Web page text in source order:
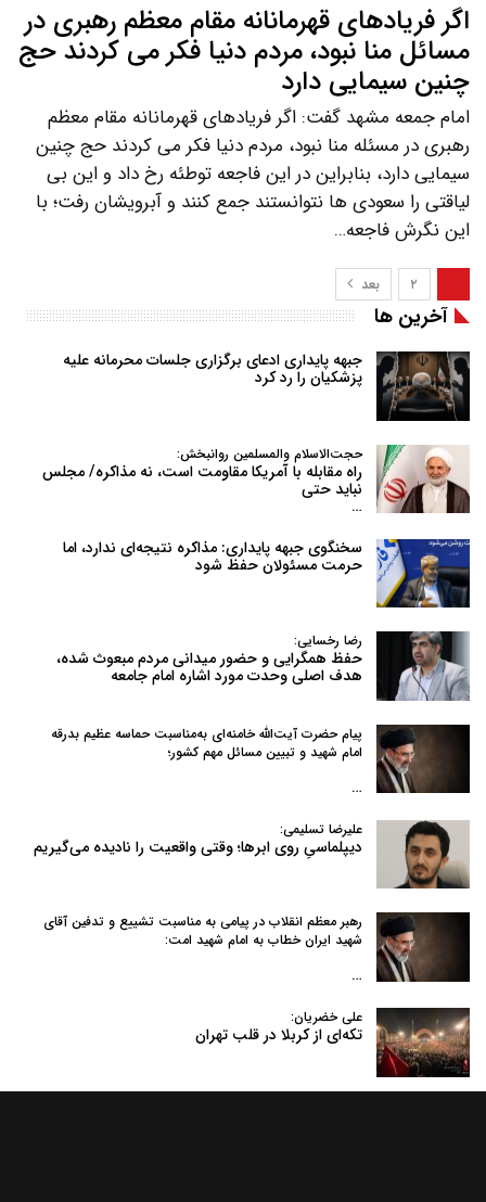
اگر فریادهای قهرمانانه مقام معظم رهبری در
مسائل منا نبود، مردم دنیا فکر می کردند حج
چنین سیمایی دارد
امام جمعه مشهد گفت: اگر فریادهای قهرمانانه مقام معظم
رهبری در مسئله منا نبود، مردم دنیا فکر می کردند حج چنین
سیمایی دارد، بنابراین در این فاجعه توطئه رخ داد و این بی
لیاقتی را سعودی ها نتوانستند جمع کنند و آبرویشان رفت؛ با
این نگرش فاجعه…
۲ بعد
آخرین ها
جبهه پایداری ادعای برگزاری جلسات محرمانه علیه
پزشکیان را رد کرد
حجت‌الاسلام والمسلمین روانبخش:
راه مقابله با آمریکا مقاومت است، نه مذاکره/ مجلس
نباید حتی
…
سخنگوی جبهه پایداری: مذاکره نتیجه‌ای ندارد، اما
حرمت مسئولان حفظ شود
رضا رخسایی:
حفظ همگرایی و حضور میدانی مردم مبعوث شده،
هدف اصلی وحدت مورد اشاره امام جامعه
پیام حضرت آیت‌الله خامنه‌ای به‌مناسبت حماسه عظیم بدرقه
امام شهید و تبیین مسائل مهم کشور؛
…
علیرضا تسلیمی:
دیپلماسیِ روی ابرها؛ وقتی واقعیت را نادیده می‌گیریم
رهبر معظم انقلاب در پیامی به‌ مناسبت تشییع و تدفین آقای
شهید ایران خطاب به امام شهید امت:
…
علی خضریان:
تکه‌ای از کربلا در قلب تهران